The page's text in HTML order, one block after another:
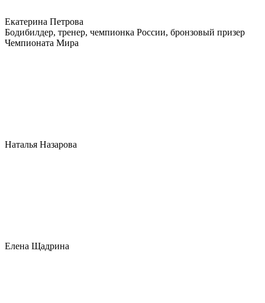
Екатерина Петрова
Бодибилдер, тренер, чемпионка России, бронзовый призер
Чемпионата Мира
Наталья Назарова
Елена Щадрина